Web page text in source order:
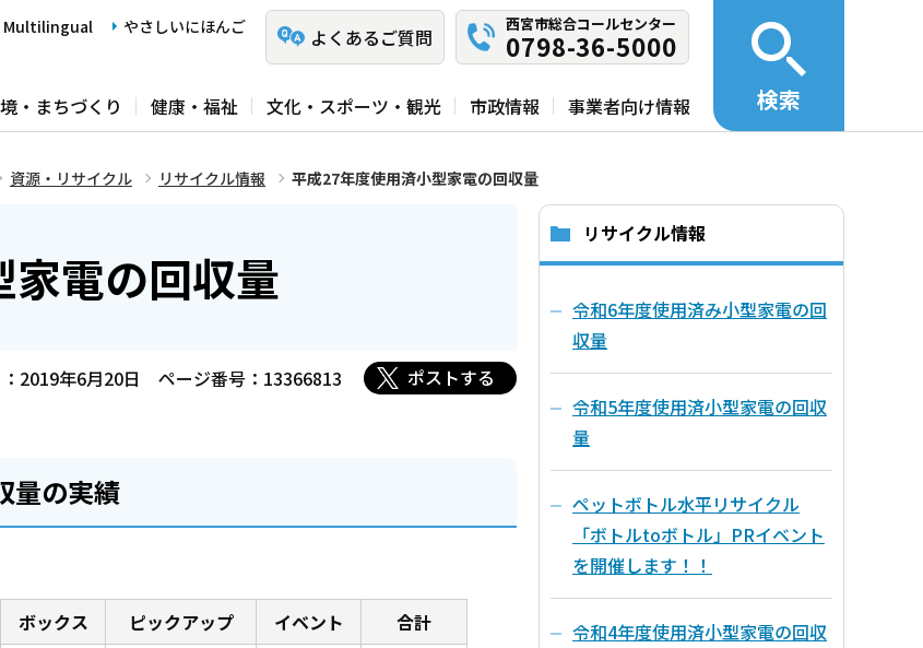
Multilingual やさしいにほんご よくあるご質問
西宮市総合コールセンター
0798-36-5000
・まちづくり 健康・福祉 文化・スポーツ・観光 市政情報 事業者向け情報 検索
資源・リサイクル リサイクル情報 平成27年度使用済小型家電の回収量
電の回収量
2019年6月20日 ページ番号：13366813 ポストする
量の実績
ボックス ピックアップ イベント
合計
リサイクル情報
令和6年度使用済み小型家電の回
収量
令和5年度使用済小型家電の回収
量
ペットボトル水平リサイクル
「ボトルtoボトル」PRイベント
を開催します！！
令和4年度使用済小型家電の回収